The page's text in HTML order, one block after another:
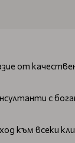
от
с
към всеки